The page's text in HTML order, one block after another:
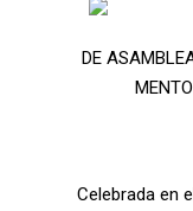
DE
Celebrada en